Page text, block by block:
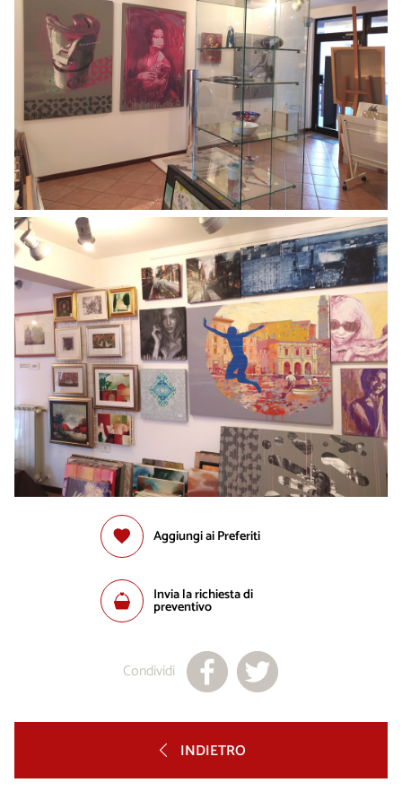
Aggiungi ai Preferiti
Invia la richiesta di
preventivo
Condividi
INDIETRO